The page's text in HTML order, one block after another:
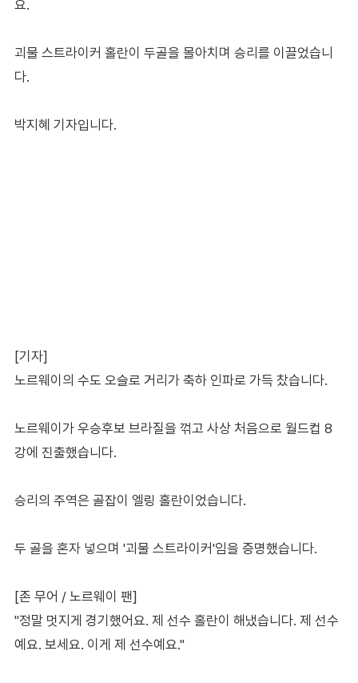
요.
괴물 스트라이커 홀란이 두골을 몰아치며 승리를 이끌었습니
다.
박지혜 기자입니다.
[기자]
노르웨이의 수도 오슬로 거리가 축하 인파로 가득 찼습니다.
노르웨이가 우승후보 브라질을 꺾고 사상 처음으로 월드컵 8
강에 진출했습니다.
승리의 주역은 골잡이 엘링 홀란이었습니다.
두 골을 혼자 넣으며 '괴물 스트라이커'임을 증명했습니다.
[존 무어 / 노르웨이 팬]
"정말 멋지게 경기했어요. 제 선수 홀란이 해냈습니다. 제 선수
예요. 보세요. 이게 제 선수예요."